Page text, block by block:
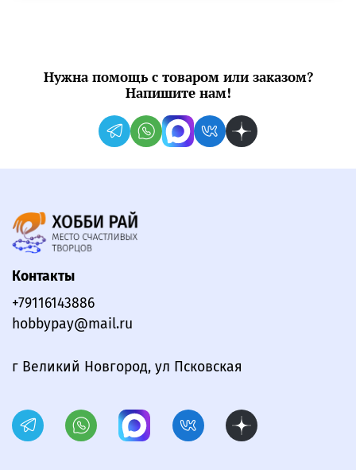
Нужна помощь с товаром или заказом?
Напишите нам!
Контакты
+79116143886
hobbypay@mail.ru
г Великий Новгород, ул Псковская